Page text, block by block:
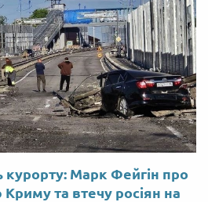
курорту: Марк Фейгін про
та втечу росіян на